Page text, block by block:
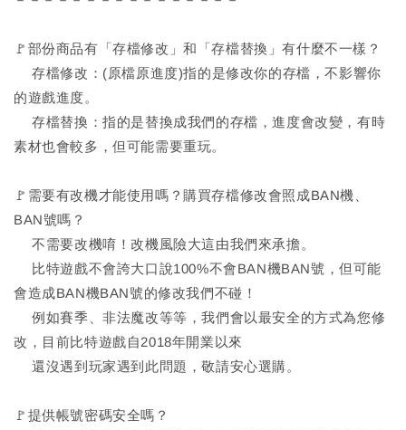
🚩部份商品有「存檔修改」和「存檔替換」有什麼不一樣？
存檔修改：(原檔原進度)指的是修改你的存檔，不影響你
的遊戲進度。
存檔替換：指的是替換成我們的存檔，進度會改變，有時
素材也會較多，但可能需要重玩。
🚩需要有改機才能使用嗎？購買存檔修改會照成BAN機、
BAN號嗎？
不需要改機唷！改機風險大這由我們來承擔。
比特遊戲不會誇大口說100%不會BAN機BAN號，但可能
會造成BAN機BAN號的修改我們不碰！
例如賽季、非法魔改等等，我們會以最安全的方式為您修
改，目前比特遊戲自2018年開業以來
還沒遇到玩家遇到此問題，敬請安心選購。
🚩提供帳號密碼安全嗎？